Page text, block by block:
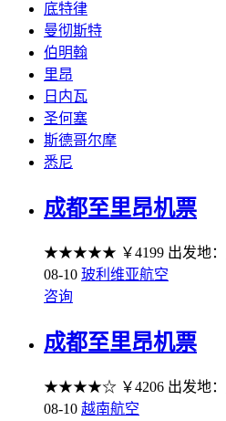
底特律
曼彻斯特
伯明翰
里昂
日内瓦
圣何塞
斯德哥尔摩
悉尼
成都至里昂机票
★★★★★ ￥4199 出发地：
08-10 玻利维亚航空
咨询
成都至里昂机票
★★★★☆ ￥4206 出发地：
08-10 越南航空